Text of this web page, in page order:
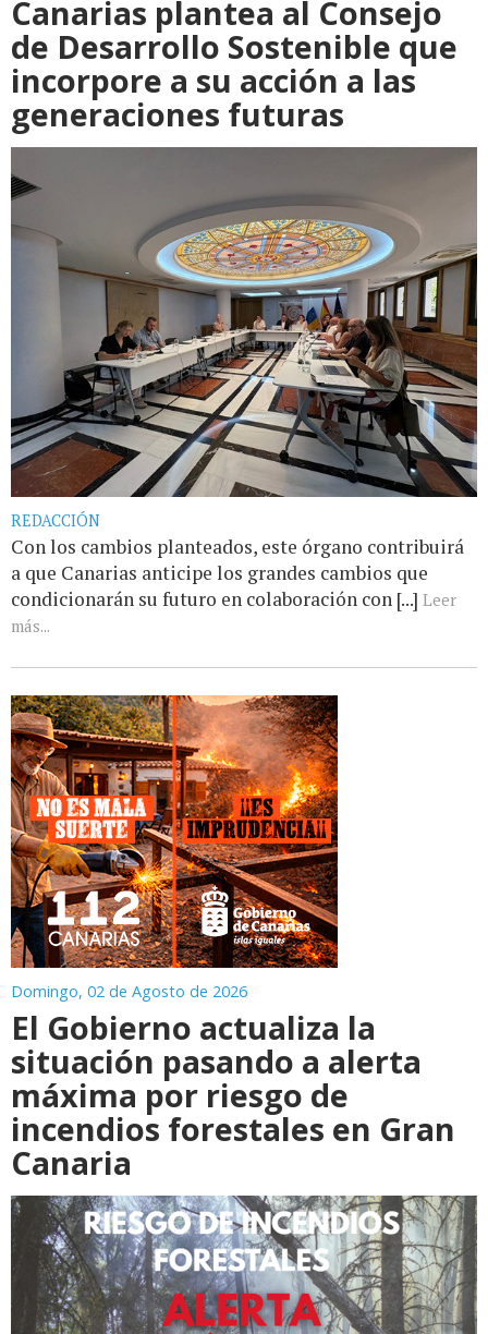
Canarias plantea al Consejo
de Desarrollo Sostenible que
incorpore a su acción a las
generaciones futuras
REDACCIÓN
Con los cambios planteados, este órgano contribuirá
a que Canarias anticipe los grandes cambios que
condicionarán su futuro en colaboración con [...] Leer
más...
Domingo, 02 de Agosto de 2026
El Gobierno actualiza la
situación pasando a alerta
máxima por riesgo de
incendios forestales en Gran
Canaria